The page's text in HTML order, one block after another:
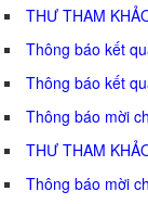
THƯ THAM
Thông báo kết
Thông báo kết
Thông báo mời
THƯ THAM
Thông báo mời